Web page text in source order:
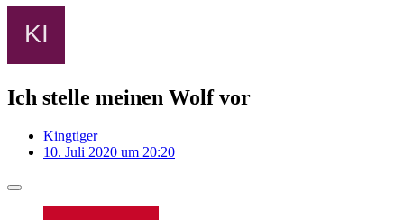
Ich stelle meinen Wolf vor
Kingtiger
10. Juli 2020 um 20:20